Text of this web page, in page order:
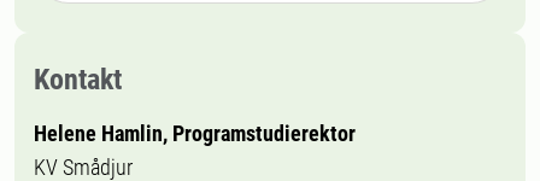
Kontakt
Helene Hamlin, Programstudierektor
KV Smådjur